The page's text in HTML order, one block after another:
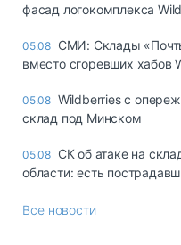
фасад логокомплекса
05.08 СМИ: Склады
вместо сгоревших хабов
05.08 Wildberries с
склад под Минском
05.08 СК об атаке на
области: есть
Все новости